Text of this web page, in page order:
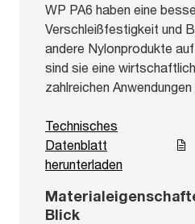
WP PA6 haben eine
Verschleißfestigkeit und
andere Nylonprodukte
sind sie eine
zahlreichen
Blick
Technisches
Datenblatt
herunterladen